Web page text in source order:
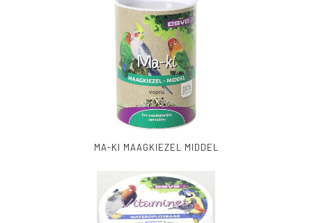
MA-KI MAAGKIEZEL MIDDEL